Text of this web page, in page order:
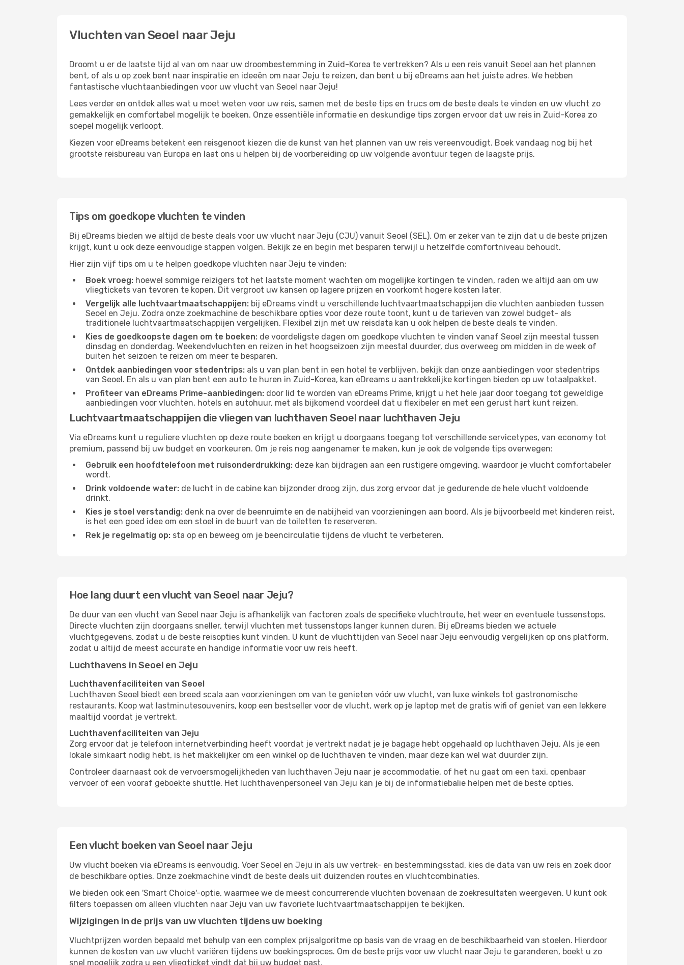
Vluchten van Seoel naar Jeju
Droomt u er de laatste tijd al van om naar uw droombestemming in Zuid-Korea te vertrekken? Als u een reis vanuit Seoel aan het plannen
bent, of als u op zoek bent naar inspiratie en ideeën om naar Jeju te reizen, dan bent u bij eDreams aan het juiste adres. We hebben
fantastische vluchtaanbiedingen voor uw vlucht van Seoel naar Jeju!
Lees verder en ontdek alles wat u moet weten voor uw reis, samen met de beste tips en trucs om de beste deals te vinden en uw vlucht zo
gemakkelijk en comfortabel mogelijk te boeken. Onze essentiële informatie en deskundige tips zorgen ervoor dat uw reis in Zuid-Korea zo
soepel mogelijk verloopt.
Kiezen voor eDreams betekent een reisgenoot kiezen die de kunst van het plannen van uw reis vereenvoudigt. Boek vandaag nog bij het
grootste reisbureau van Europa en laat ons u helpen bij de voorbereiding op uw volgende avontuur tegen de laagste prijs.
Tips om goedkope vluchten te vinden
Bij eDreams bieden we altijd de beste deals voor uw vlucht naar Jeju (CJU) vanuit Seoel (SEL). Om er zeker van te zijn dat u de beste prijzen
krijgt, kunt u ook deze eenvoudige stappen volgen. Bekijk ze en begin met besparen terwijl u hetzelfde comfortniveau behoudt.
Hier zijn vijf tips om u te helpen goedkope vluchten naar Jeju te vinden:
Boek vroeg: hoewel sommige reizigers tot het laatste moment wachten om mogelijke kortingen te vinden, raden we altijd aan om uw
vliegtickets van tevoren te kopen. Dit vergroot uw kansen op lagere prijzen en voorkomt hogere kosten later.
Vergelijk alle luchtvaartmaatschappijen: bij eDreams vindt u verschillende luchtvaartmaatschappijen die vluchten aanbieden tussen
Seoel en Jeju. Zodra onze zoekmachine de beschikbare opties voor deze route toont, kunt u de tarieven van zowel budget- als
traditionele luchtvaartmaatschappijen vergelijken. Flexibel zijn met uw reisdata kan u ook helpen de beste deals te vinden.
Kies de goedkoopste dagen om te boeken: de voordeligste dagen om goedkope vluchten te vinden vanaf Seoel zijn meestal tussen
dinsdag en donderdag. Weekendvluchten en reizen in het hoogseizoen zijn meestal duurder, dus overweeg om midden in de week of
buiten het seizoen te reizen om meer te besparen.
Ontdek aanbiedingen voor stedentrips: als u van plan bent in een hotel te verblijven, bekijk dan onze aanbiedingen voor stedentrips
van Seoel. En als u van plan bent een auto te huren in Zuid-Korea, kan eDreams u aantrekkelijke kortingen bieden op uw totaalpakket.
Profiteer van eDreams Prime-aanbiedingen: door lid te worden van eDreams Prime, krijgt u het hele jaar door toegang tot geweldige
aanbiedingen voor vluchten, hotels en autohuur, met als bijkomend voordeel dat u flexibeler en met een gerust hart kunt reizen.
Luchtvaartmaatschappijen die vliegen van luchthaven Seoel naar luchthaven Jeju
Via eDreams kunt u reguliere vluchten op deze route boeken en krijgt u doorgaans toegang tot verschillende servicetypes, van economy tot
premium, passend bij uw budget en voorkeuren. Om je reis nog aangenamer te maken, kun je ook de volgende tips overwegen:
Gebruik een hoofdtelefoon met ruisonderdrukking: deze kan bijdragen aan een rustigere omgeving, waardoor je vlucht comfortabeler
wordt.
Drink voldoende water: de lucht in de cabine kan bijzonder droog zijn, dus zorg ervoor dat je gedurende de hele vlucht voldoende
drinkt.
Kies je stoel verstandig: denk na over de beenruimte en de nabijheid van voorzieningen aan boord. Als je bijvoorbeeld met kinderen reist,
is het een goed idee om een ​​stoel in de buurt van de toiletten te reserveren.
Rek je regelmatig op: sta op en beweeg om je beencirculatie tijdens de vlucht te verbeteren.
Hoe lang duurt een vlucht van Seoel naar Jeju?
De duur van een vlucht van Seoel naar Jeju is afhankelijk van factoren zoals de specifieke vluchtroute, het weer en eventuele tussenstops.
Directe vluchten zijn doorgaans sneller, terwijl vluchten met tussenstops langer kunnen duren. Bij eDreams bieden we actuele
vluchtgegevens, zodat u de beste reisopties kunt vinden. U kunt de vluchttijden van Seoel naar Jeju eenvoudig vergelijken op ons platform,
zodat u altijd de meest accurate en handige informatie voor uw reis heeft.
Luchthavens in Seoel en Jeju
Luchthavenfaciliteiten van Seoel
Luchthaven Seoel biedt een breed scala aan voorzieningen om van te genieten vóór uw vlucht, van luxe winkels tot gastronomische
restaurants. Koop wat lastminutesouvenirs, koop een bestseller voor de vlucht, werk op je laptop met de gratis wifi of geniet van een lekkere
maaltijd voordat je vertrekt.
Luchthavenfaciliteiten van Jeju
Zorg ervoor dat je telefoon internetverbinding heeft voordat je vertrekt nadat je je bagage hebt opgehaald op luchthaven Jeju. Als je een
lokale simkaart nodig hebt, is het makkelijker om een ​​winkel op de luchthaven te vinden, maar deze kan wel wat duurder zijn.
Controleer daarnaast ook de vervoersmogelijkheden van luchthaven Jeju naar je accommodatie, of het nu gaat om een ​​taxi, openbaar
vervoer of een vooraf geboekte shuttle. Het luchthavenpersoneel van Jeju kan je bij de informatiebalie helpen met de beste opties.
Een vlucht boeken van Seoel naar Jeju
Uw vlucht boeken via eDreams is eenvoudig. Voer Seoel en Jeju in als uw vertrek- en bestemmingsstad, kies de data van uw reis en zoek door
de beschikbare opties. Onze zoekmachine vindt de beste deals uit duizenden routes en vluchtcombinaties.
We bieden ook een 'Smart Choice'-optie, waarmee we de meest concurrerende vluchten bovenaan de zoekresultaten weergeven. U kunt ook
filters toepassen om alleen vluchten naar Jeju van uw favoriete luchtvaartmaatschappijen te bekijken.
Wijzigingen in de prijs van uw vluchten tijdens uw boeking
Vluchtprijzen worden bepaald met behulp van een complex prijsalgoritme op basis van de vraag en de beschikbaarheid van stoelen. Hierdoor
kunnen de kosten van uw vlucht variëren tijdens uw boekingsproces. Om de beste prijs voor uw vlucht naar Jeju te garanderen, boekt u zo
snel mogelijk zodra u een vliegticket vindt dat bij uw budget past.